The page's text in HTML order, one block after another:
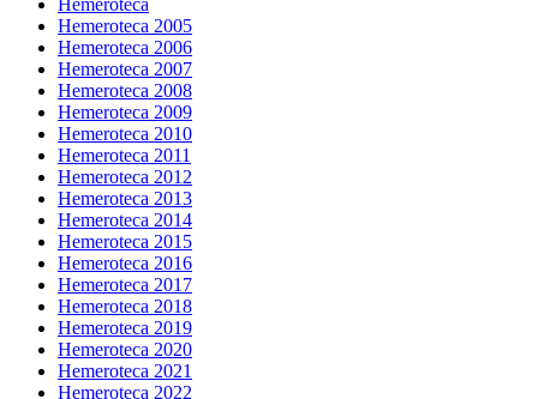
Hemeroteca
Hemeroteca 2005
Hemeroteca 2006
Hemeroteca 2007
Hemeroteca 2008
Hemeroteca 2009
Hemeroteca 2010
Hemeroteca 2011
Hemeroteca 2012
Hemeroteca 2013
Hemeroteca 2014
Hemeroteca 2015
Hemeroteca 2016
Hemeroteca 2017
Hemeroteca 2018
Hemeroteca 2019
Hemeroteca 2020
Hemeroteca 2021
Hemeroteca 2022